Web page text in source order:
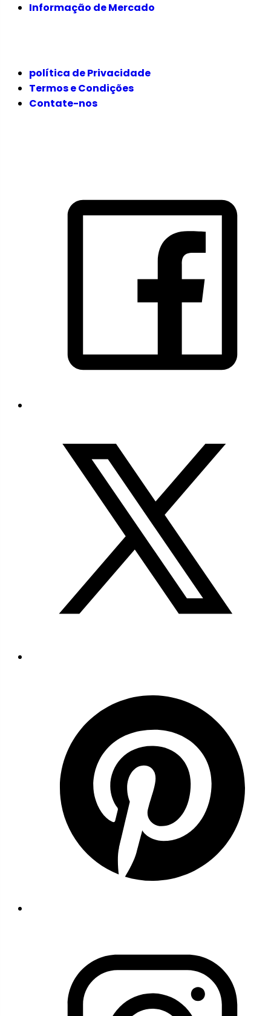
Informação de Mercado
política de Privacidade
Termos e Condições
Contate-nos